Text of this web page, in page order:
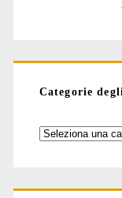
Categorie
Categorie